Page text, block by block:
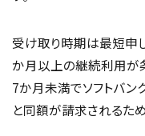
受け取り時期は最短申
か月以上の継続利用が
7か月未満でソフトバン
と同額が請求されるた